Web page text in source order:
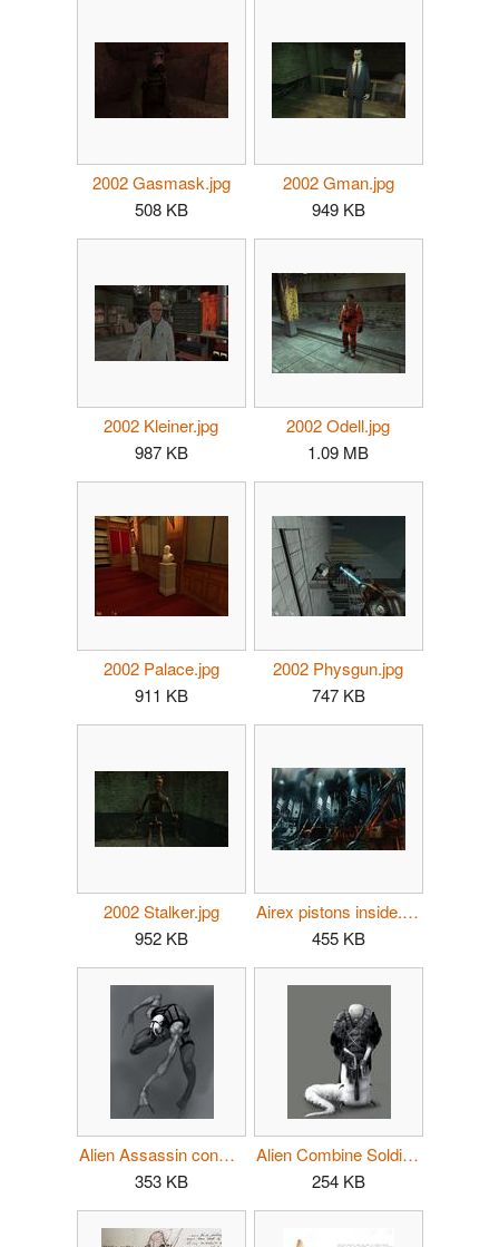
2002 Gasmask.jpg
508 KB
2002 Gman.jpg
949 KB
2002 Kleiner.jpg
987 KB
2002 Odell.jpg
1.09 MB
2002 Palace.jpg
911 KB
2002 Physgun.jpg
747 KB
2002 Stalker.jpg
952 KB
Airex pistons inside.jpg
455 KB
Alien Assassin concept.jpg
353 KB
Alien Combine Soldier.jpg
254 KB